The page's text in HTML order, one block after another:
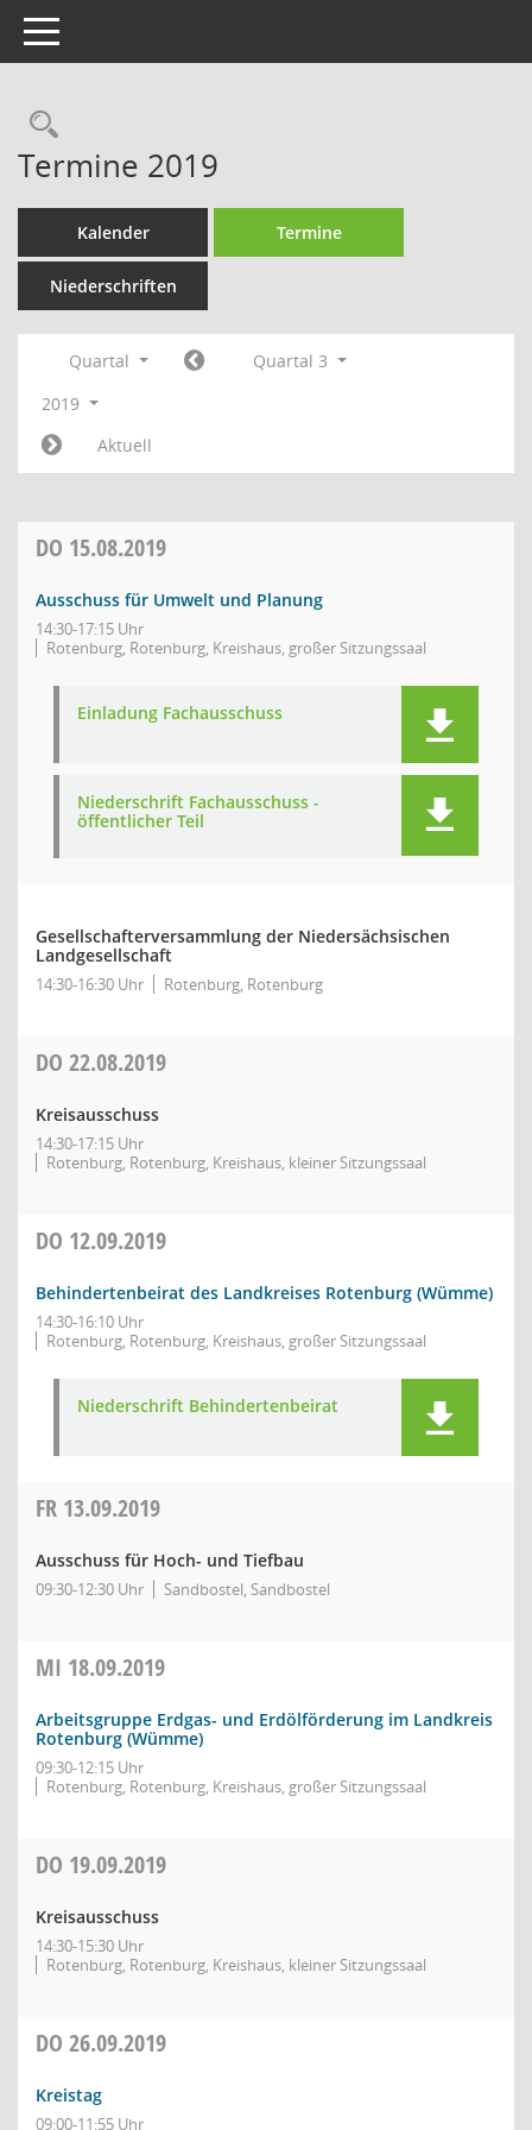
Toggle navigation
Rechercheauswahl
Termine 2019
Kalender Termine
Niederschriften
Quartal
Quartal 3
2019
Aktuell
DO 15.08.2019
Ausschuss für Umwelt und Planung
14:30-17:15 Uhr
Rotenburg, Rotenburg, Kreishaus, großer Sitzungssaal
Einladung Fachausschuss
Niederschrift Fachausschuss -
öffentlicher Teil
Gesellschafterversammlung der Niedersächsischen
Landgesellschaft
14:30-16:30 Uhr Rotenburg, Rotenburg
DO 22.08.2019
Kreisausschuss
14:30-17:15 Uhr
Rotenburg, Rotenburg, Kreishaus, kleiner Sitzungssaal
DO 12.09.2019
Behindertenbeirat des Landkreises Rotenburg (Wümme)
14:30-16:10 Uhr
Rotenburg, Rotenburg, Kreishaus, großer Sitzungssaal
Niederschrift Behindertenbeirat
FR 13.09.2019
Ausschuss für Hoch- und Tiefbau
09:30-12:30 Uhr Sandbostel, Sandbostel
MI 18.09.2019
Arbeitsgruppe Erdgas- und Erdölförderung im Landkreis
Rotenburg (Wümme)
09:30-12:15 Uhr
Rotenburg, Rotenburg, Kreishaus, großer Sitzungssaal
DO 19.09.2019
Kreisausschuss
14:30-15:30 Uhr
Rotenburg, Rotenburg, Kreishaus, kleiner Sitzungssaal
DO 26.09.2019
Kreistag
09:00-11:55 Uhr